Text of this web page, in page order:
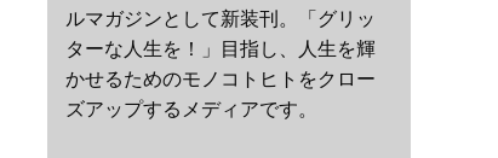
ルマガジンとして新装刊。「グリッ
ターな人生を！」目指し、人生を輝
かせるためのモノコトヒトをクロー
ズアップするメディアです。